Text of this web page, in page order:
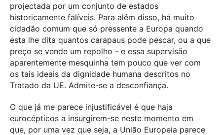
projectada por um conjunto de estados
historicamente falíveis. Para além disso, há muito
cidadão comum que só pressente a Europa quando
esta lhe dita quantos carapaus pode pescar, ou a que
preço se vende um repolho - e essa supervisão
aparentemente mesquinha tem pouco que ver com
os tais ideais da dignidade humana descritos no
Tratado da UE. Admite-se a desconfiança.
O que já me parece injustificável é que haja
eurocépticos a insurgirem-se neste momento em
que, por uma vez que seja, a União Europeia parece